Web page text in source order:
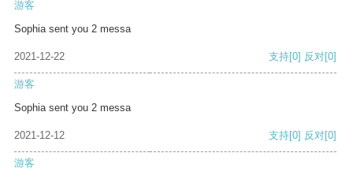
游客
Sophia sent you 2 messa
2021-12-22 支持[0] 反对[0]
游客
Sophia sent you 2 messa
2021-12-12 支持[0] 反对[0]
游客